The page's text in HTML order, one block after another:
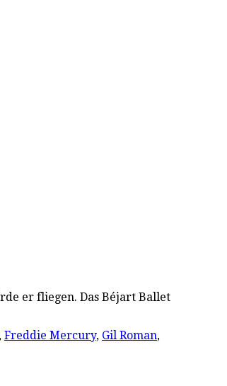
er fliegen. Das Béjart Ballet
, Freddie Mercury, Gil Roman,